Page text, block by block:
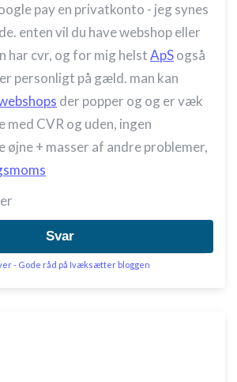
pay en privatkonto - jeg synes
enten vil du have webshop eller
har cvr, og for mig helstApSogså
personligt på gæld. man kan
der popper og og er væk
med CVR og uden, ingen
øjne + masser af andre problemer,
Svar
- Gode råd på Ivæksætter bloggen